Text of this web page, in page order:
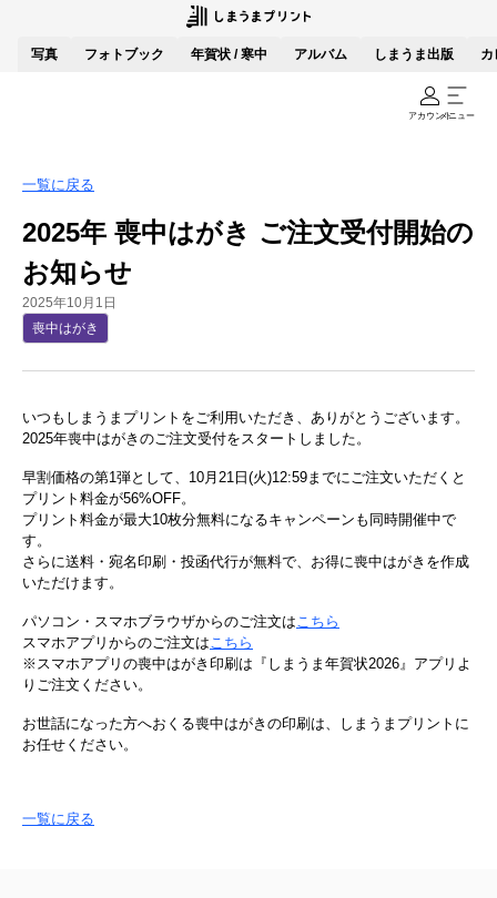
写真 フォトブック 年賀状 / 寒中 アルバム しまうま出版 カ
アカウントメニュー
一覧に戻る
2025年 喪中はがき ご注文受付開始の
お知らせ
2025年10月1日
喪中はがき
いつもしまうまプリントをご利用いただき、ありがとうございます。
2025年喪中はがきのご注文受付をスタートしました。
早割価格の第1弾として、10月21日(火)12:59までにご注文いただくと
プリント料金が56%OFF。
プリント料金が最大10枚分無料になるキャンペーンも同時開催中で
す。
さらに送料・宛名印刷・投函代行が無料で、お得に喪中はがきを作成
いただけます。
パソコン・スマホブラウザからのご注文はこちら
スマホアプリからのご注文はこちら
※スマホアプリの喪中はがき印刷は『しまうま年賀状2026』アプリよ
りご注文ください。
お世話になった方へおくる喪中はがきの印刷は、しまうまプリントに
お任せください。
一覧に戻る